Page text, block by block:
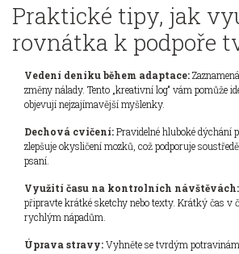
Praktické tipy, jak
rovnátka k podpoře
Vedení deníku během adaptace:
změny nálady. Tento „kreativní log“ vám pomůže
objevují nejzajímavější myšlenky.
Dechová cvičení:Pravidelné hluboké dýchání
zlepšuje okysličení mozků, což podporuje
psaní.
Využití času na kontrolních návštěvách:
připravte krátké sketchy nebo texty. Krátký čas v
rychlým nápadům.
Úprava stravy:Vyhněte se tvrdým